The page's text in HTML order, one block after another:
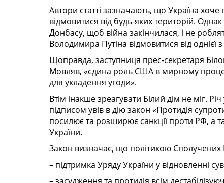
Автори статті зазначають, що Україна хоче
відмовитися від будь-яких територій.
Донбасу, щоб війна закінчилася, і не
Володимира Путіна відмовитися від
Щоправда, заступниця прес-секретаря
Мовляв, «єдина роль США в мирному
для укладення угоди».
Втім інакше зреагувати Білий дім не міг.
підписом увів в дію закон «Протидія
посилює та розширює санкції проти РФ, а
України.
Закон визначає, що політикою Сполучених
– підтримка Уряду України у відновленні